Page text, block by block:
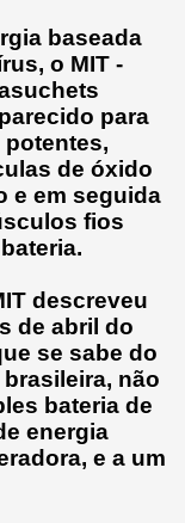
baseada
o MIT -
para
de óxido
e em seguida
fios
descreveu
de abril do
se sabe do
não
bateria de
energia
e a um